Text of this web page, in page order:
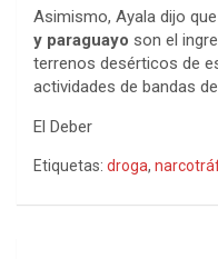
Asimismo, Ayala dijo que
y paraguayo son el
terrenos desérticos de
actividades de bandas
El Deber
Etiquetas: droga,